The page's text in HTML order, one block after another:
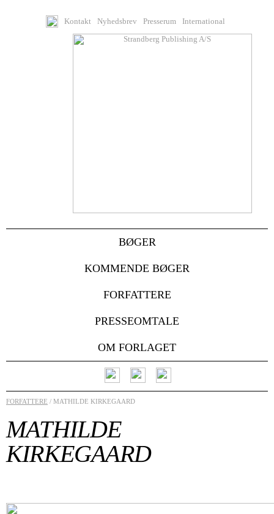
Kontakt Nyhedsbrev Presserum International
BØGER
KOMMENDE BØGER
FORFATTERE
PRESSEOMTALE
OM FORLAGET
FORFATTERE / MATHILDE KIRKEGAARD
MATHILDE
KIRKEGAARD